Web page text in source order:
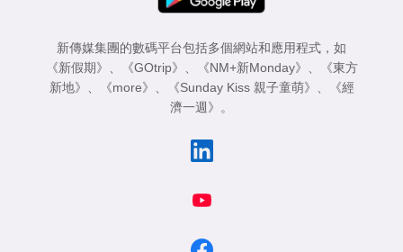
新傳媒集團的數碼平台包括多個網站和應用程式，如
《新假期》
《GOtrip》 《NM+新Monday》
《東方
新地》
《more》 《Sunday Kiss 親子童萌》
《經
濟一週》
。